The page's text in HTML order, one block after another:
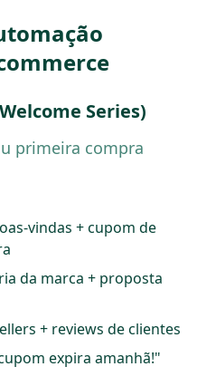
Series)
primeira compra
vindas + cupom de
da marca + proposta
+ reviews de clientes
expira amanhã!"